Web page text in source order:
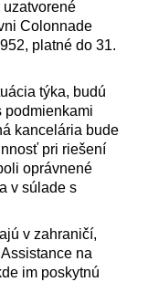
uzatvorené
Colonnade
platné do 31.
týka, budú
podmienkami
kancelária bude
pri riešení
oprávnené
v súlade s
v zahraničí,
na
im poskytnú